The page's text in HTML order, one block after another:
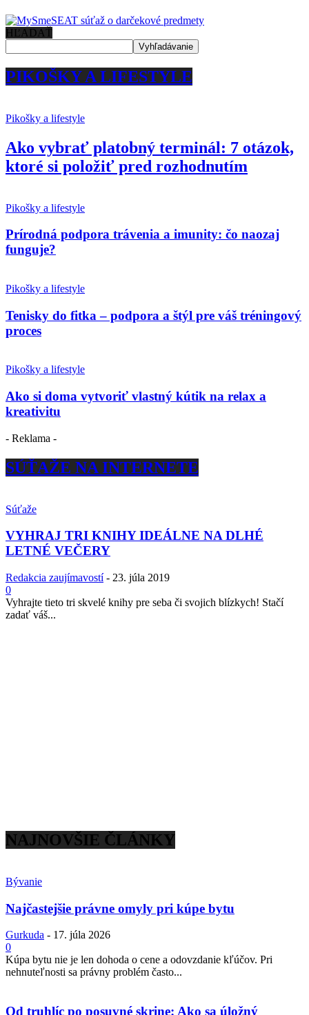
HĽADAŤ
PIKOŠKY A LIFESTYLE
Pikošky a lifestyle
Ako vybrať platobný terminál: 7 otázok,
ktoré si položiť pred rozhodnutím
Pikošky a lifestyle
Prírodná podpora trávenia a imunity: čo naozaj
funguje?
Pikošky a lifestyle
Tenisky do fitka – podpora a štýl pre váš tréningový
proces
Pikošky a lifestyle
Ako si doma vytvoriť vlastný kútik na relax a
kreativitu
- Reklama -
SÚŤAŽE NA INTERNETE
Súťaže
VYHRAJ TRI KNIHY IDEÁLNE NA DLHÉ
LETNÉ VEČERY
Redakcia zaujímavostí - 23. júla 2019
0
Vyhrajte tieto tri skvelé knihy pre seba či svojich blízkych! Stačí
zadať váš...
NAJNOVŠIE ČLÁNKY
Bývanie
Najčastejšie právne omyly pri kúpe bytu
Gurkuda - 17. júla 2026
0
Kúpa bytu nie je len dohoda o cene a odovzdanie kľúčov. Pri
nehnuteľnosti sa právny problém často...
Od truhlíc po posuvné skrine: Ako sa úložný